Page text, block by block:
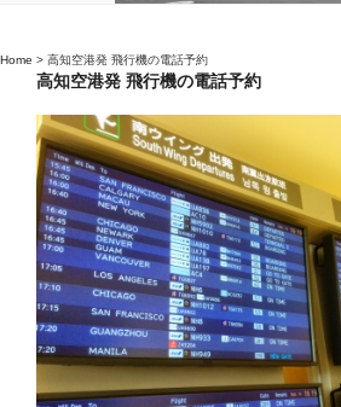
Home > 高知空港発 飛行機の電話予約
高知空港発 飛行機の電話予約